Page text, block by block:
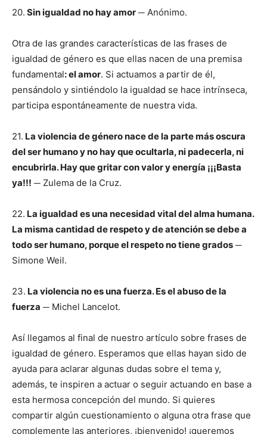
20. Sin igualdad no hay amor ─ Anónimo.
Otra de las grandes características de las frases de
igualdad de género es que ellas nacen de una premisa
fundamental: el amor. Si actuamos a partir de él,
pensándolo y sintiéndolo la igualdad se hace intrínseca,
participa espontáneamente de nuestra vida.
21. La violencia de género nace de la parte más oscura
del ser humano y no hay que ocultarla, ni padecerla, ni
encubrirla. Hay que gritar con valor y energía ¡¡¡Basta
ya!!! ─ Zulema de la Cruz.
22. La igualdad es una necesidad vital del alma humana.
La misma cantidad de respeto y de atención se debe a
todo ser humano, porque el respeto no tiene grados ─
Simone Weil.
23. La violencia no es una fuerza. Es el abuso de la
fuerza ─ Michel Lancelot.
Así llegamos al final de nuestro artículo sobre frases de
igualdad de género. Esperamos que ellas hayan sido de
ayuda para aclarar algunas dudas sobre el tema y,
además, te inspiren a actuar o seguir actuando en base a
esta hermosa concepción del mundo. Si quieres
compartir algún cuestionamiento o alguna otra frase que
complemente las anteriores, ¡bienvenido! ¡queremos